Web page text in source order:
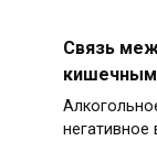
Связь
негативное